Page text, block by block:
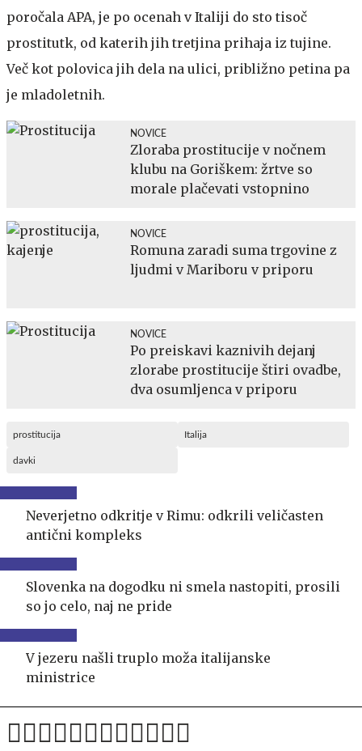
poročala APA, je po ocenah v Italiji do sto tisoč
prostitutk, od katerih jih tretjina prihaja iz tujine.
Več kot polovica jih dela na ulici, približno petina pa
je mladoletnih.
NOVICE
Zloraba prostitucije v nočnem
klubu na Goriškem: žrtve so
morale plačevati vstopnino
NOVICE
Romuna zaradi suma trgovine z
ljudmi v Mariboru v priporu
NOVICE
Po preiskavi kaznivih dejanj
zlorabe prostitucije štiri ovadbe,
dva osumljenca v priporu
prostitucija Italija
davki
Neverjetno odkritje v Rimu: odkrili veličasten
antični kompleks
Slovenka na dogodku ni smela nastopiti, prosili
so jo celo, naj ne pride
V jezeru našli truplo moža italijanske
ministrice